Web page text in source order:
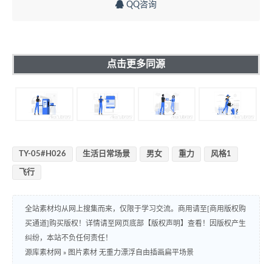
QQ咨询
点击更多同源
TY-05#H026 生活日常场景 男女 重力 风格1
飞行
全站素材均从网上搜集而来，仅限于学习交流。商用请至[商用版权购
买通道]购买版权！详情请至网页底部【版权声明】查看！因版权产生
纠纷，本站不负任何责任！
源库素材网 » 图片素材 无重力漂浮自由插画扁平场景